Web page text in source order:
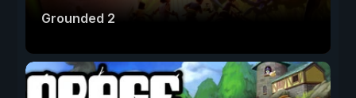
Grounded 2